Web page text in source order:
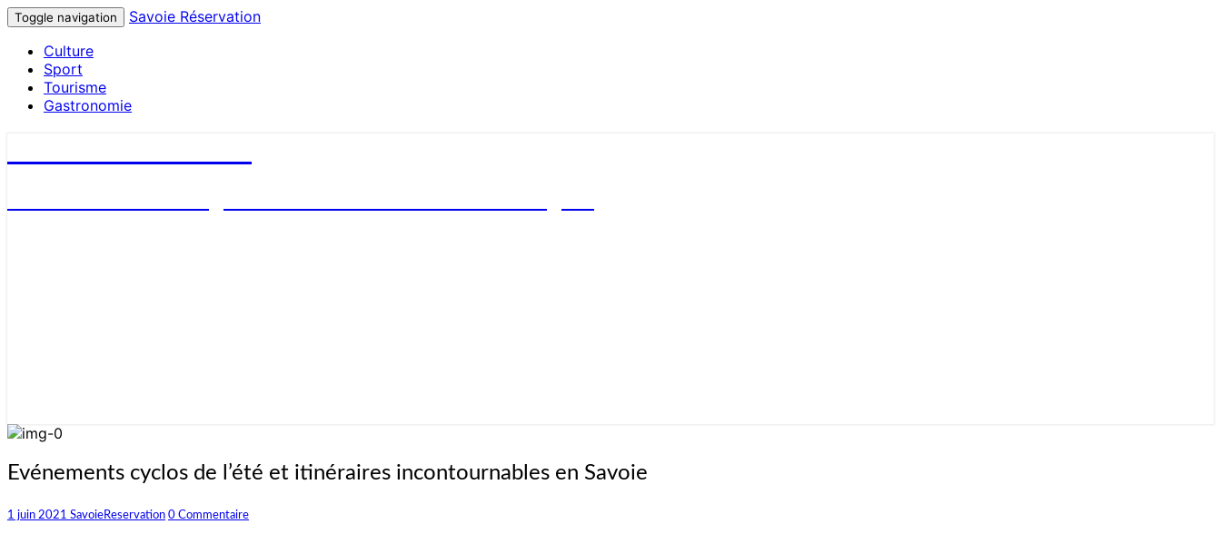
Toggle navigation
Savoie Réservation
Culture
Sport
Tourisme
Gastronomie
Evénements
de
l’été
Evénements cyclos de l’été et itinéraires incontournables en Savoie
1 juin 2021 SavoieReservation Commentaires
0 Commentaire